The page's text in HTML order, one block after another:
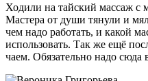
Ходили на тайский массаж с
Мастера от души тянули и
чем надо работать, и какой
использовать. Так же ещё
чаем. Обязательно надо сюда